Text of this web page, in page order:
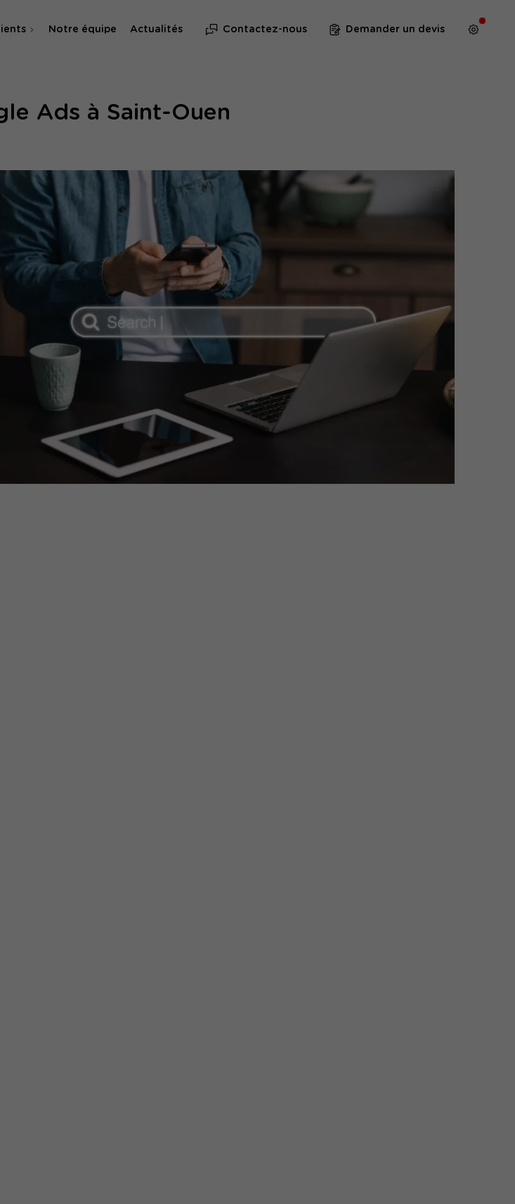
Notre équipe Actualités Contactez-nous Demander un devis
Ads à Saint-Ouen